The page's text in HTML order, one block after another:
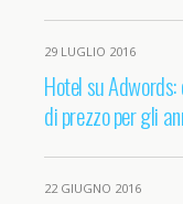
29 LUGLIO 2016
Hotel su
di prezzo per gli
22 GIUGNO 2016